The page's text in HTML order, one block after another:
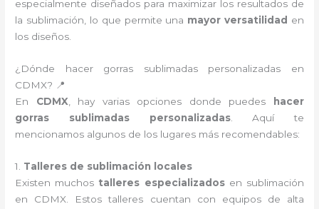
especialmente diseñados para maximizar los resultados de
la sublimación, lo que permite una mayor versatilidad en
los diseños.
¿Dónde hacer gorras sublimadas personalizadas en
CDMX? 📍
En CDMX, hay varias opciones donde puedes
hacer
gorras sublimadas personalizadas. Aquí te
mencionamos algunos de los lugares más recomendables:
1. Talleres de sublimación locales
Existen muchos talleres especializadosen sublimación
en CDMX. Estos talleres cuentan con equipos de alta